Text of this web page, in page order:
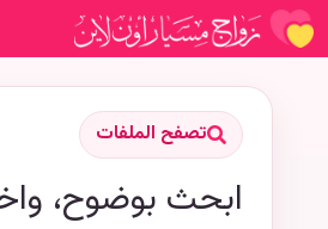
تصفح الملفات
ابحث بوضوح،